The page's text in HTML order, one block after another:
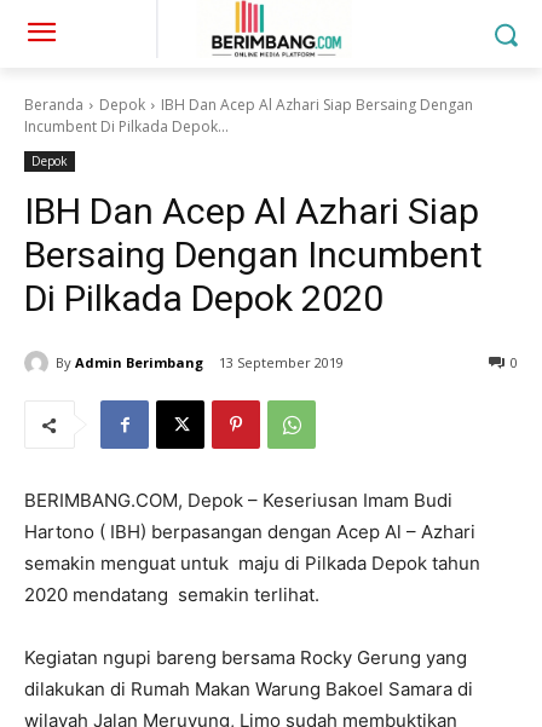
Beranda Depok
IBH Dan Acep Al Azhari Siap Bersaing Dengan
Incumbent Di Pilkada Depok...
Depok
IBH Dan Acep Al Azhari Siap
Bersaing Dengan Incumbent
Di Pilkada Depok 2020
By Admin Berimbang 13 September 2019 0
BERIMBANG.COM, Depok – Keseriusan Imam Budi
Hartono ( IBH) berpasangan dengan Acep Al – Azhari
semakin menguat untuk maju di Pilkada Depok tahun
2020 mendatang semakin terlihat.
Kegiatan ngupi bareng bersama Rocky Gerung yang
dilakukan di Rumah Makan Warung Bakoel Samara di
wilayah Jalan Meruyung, Limo sudah membuktikan